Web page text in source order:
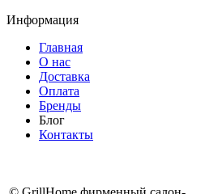
Информация
Главная
О нас
Доставка
Оплата
Бренды
Блог
Контакты